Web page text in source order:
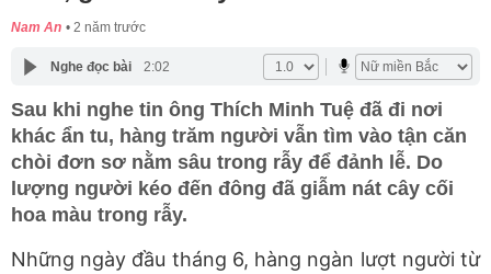
Nam An 2 năm trước
Nghe đọc bài 2:02
Sau khi nghe tin ông Thích Minh Tuệ đã đi nơi
khác ẩn tu, hàng trăm người vẫn tìm vào tận căn
chòi đơn sơ nằm sâu trong rẫy để đảnh lễ. Do
lượng người kéo đến đông đã giẫm nát cây cối
hoa màu trong rẫy.
Những ngày đầu tháng 6, hàng ngàn lượt người từ